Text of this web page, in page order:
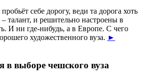
себе дорогу, веди та дорога хоть
талант, и решительно настроены в
И ни где-нибудь, а в Европе. С чего
художественного вуза. ►
в выборе чешского вуза